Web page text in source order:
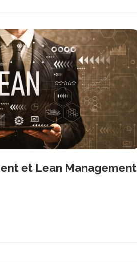
et Lean Management